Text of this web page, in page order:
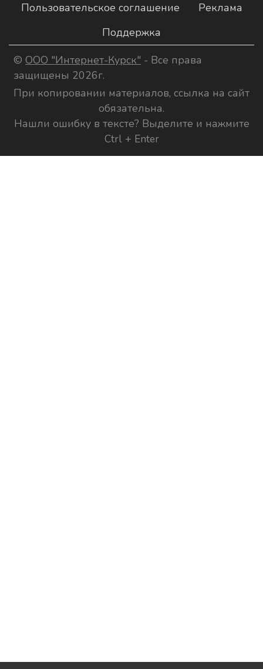
Пользовательское соглашение
Реклама
Поддержка
© ООО "Интернет-Курск" - Все права
защищены 2026г.
При копировании материалов, ссылка на сайт
обязательна.
Нашли ошибку в тексте? Выделите и нажмите
Ctrl + Enter